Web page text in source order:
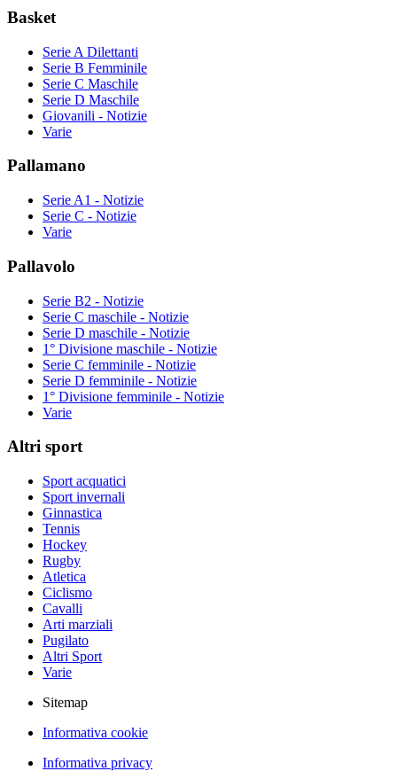
Basket
Serie A Dilettanti
Serie B Femminile
Serie C Maschile
Serie D Maschile
Giovanili - Notizie
Varie
Pallamano
Serie A1 - Notizie
Serie C - Notizie
Varie
Pallavolo
Serie B2 - Notizie
Serie C maschile - Notizie
Serie D maschile - Notizie
1° Divisione maschile - Notizie
Serie C femminile - Notizie
Serie D femminile - Notizie
1° Divisione femminile - Notizie
Varie
Altri sport
Sport acquatici
Sport invernali
Ginnastica
Tennis
Hockey
Rugby
Atletica
Ciclismo
Cavalli
Arti marziali
Pugilato
Altri Sport
Varie
Sitemap
Informativa cookie
Informativa privacy